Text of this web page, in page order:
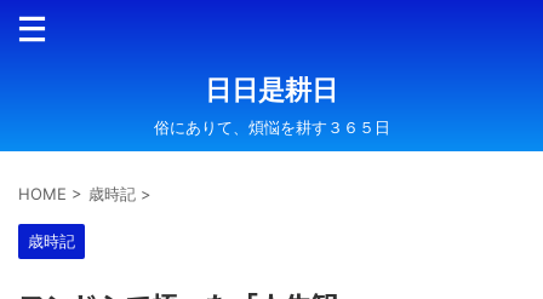
日日是耕日
俗にありて、煩悩を耕す３６５日
HOME > 歳時記 >
歳時記